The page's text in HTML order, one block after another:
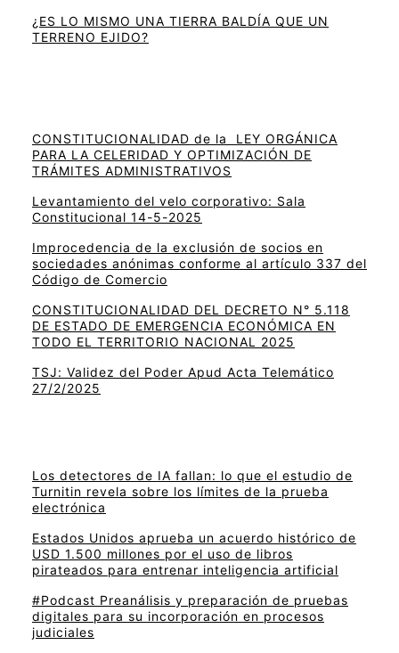
¿ES LO MISMO UNA TIERRA BALDÍA QUE UN
TERRENO EJIDO?
CONSTITUCIONALIDAD de la LEY ORGÁNICA
PARA LA CELERIDAD Y OPTIMIZACIÓN DE
TRÁMITES ADMINISTRATIVOS
Levantamiento del velo corporativo: Sala
Constitucional 14-5-2025
Improcedencia de la exclusión de socios en
sociedades anónimas conforme al artículo 337 del
Código de Comercio
CONSTITUCIONALIDAD DEL DECRETO N° 5.118
DE ESTADO DE EMERGENCIA ECONÓMICA EN
TODO EL TERRITORIO NACIONAL 2025
TSJ: Validez del Poder Apud Acta Telemático
27/2/2025
Los detectores de IA fallan: lo que el estudio de
Turnitin revela sobre los límites de la prueba
electrónica
Estados Unidos aprueba un acuerdo histórico de
USD 1.500 millones por el uso de libros
pirateados para entrenar inteligencia artificial
#Podcast Preanálisis y preparación de pruebas
digitales para su incorporación en procesos
judiciales